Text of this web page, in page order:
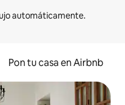
Pon tu casa en Airbnb